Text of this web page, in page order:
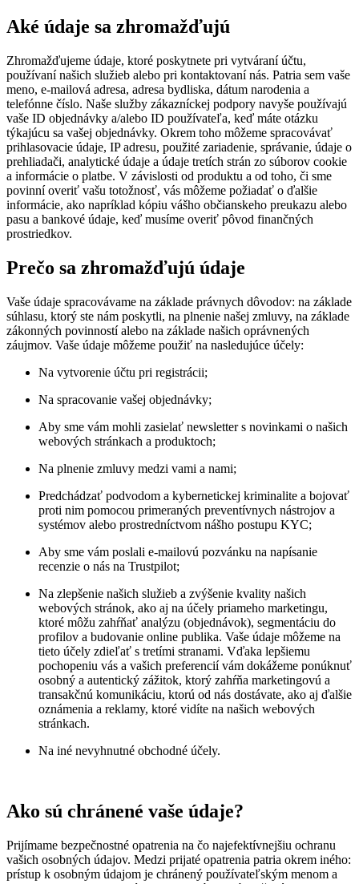
Aké údaje sa zhromažďujú
Zhromažďujeme údaje, ktoré poskytnete pri vytváraní účtu,
používaní našich služieb alebo pri kontaktovaní nás. Patria sem vaše
meno, e-mailová adresa, adresa bydliska, dátum narodenia a
telefónne číslo. Naše služby zákazníckej podpory navyše používajú
vaše ID objednávky a/alebo ID používateľa, keď máte otázku
týkajúcu sa vašej objednávky. Okrem toho môžeme spracovávať
prihlasovacie údaje, IP adresu, použité zariadenie, správanie, údaje o
prehliadači, analytické údaje a údaje tretích strán zo súborov cookie
a informácie o platbe. V závislosti od produktu a od toho, či sme
povinní overiť vašu totožnosť, vás môžeme požiadať o ďalšie
informácie, ako napríklad kópiu vášho občianskeho preukazu alebo
pasu a bankové údaje, keď musíme overiť pôvod finančných
prostriedkov.
Prečo sa zhromažďujú údaje
Vaše údaje spracovávame na základe právnych dôvodov: na základe
súhlasu, ktorý ste nám poskytli, na plnenie našej zmluvy, na základe
zákonných povinností alebo na základe našich oprávnených
záujmov. Vaše údaje môžeme použiť na nasledujúce účely:
Na vytvorenie účtu pri registrácii;
Na spracovanie vašej objednávky;
Aby sme vám mohli zasielať newsletter s novinkami o našich
webových stránkach a produktoch;
Na plnenie zmluvy medzi vami a nami;
Predchádzať podvodom a kybernetickej kriminalite a bojovať
proti nim pomocou primeraných preventívnych nástrojov a
systémov alebo prostredníctvom nášho postupu KYC;
Aby sme vám poslali e-mailovú pozvánku na napísanie
recenzie o nás na Trustpilot;
Na zlepšenie našich služieb a zvýšenie kvality našich
webových stránok, ako aj na účely priameho marketingu,
ktoré môžu zahŕňať analýzu (objednávok), segmentáciu do
profilov a budovanie online publika. Vaše údaje môžeme na
tieto účely zdieľať s tretími stranami. Vďaka lepšiemu
pochopeniu vás a vašich preferencií vám dokážeme ponúknuť
osobný a autentický zážitok, ktorý zahŕňa marketingovú a
transakčnú komunikáciu, ktorú od nás dostávate, ako aj ďalšie
oznámenia a reklamy, ktoré vidíte na našich webových
stránkach.
Na iné nevyhnutné obchodné účely.
Ako sú chránené vaše údaje?
Prijímame bezpečnostné opatrenia na čo najefektívnejšiu ochranu
vašich osobných údajov. Medzi prijaté opatrenia patria okrem iného:
prístup k osobným údajom je chránený používateľským menom a